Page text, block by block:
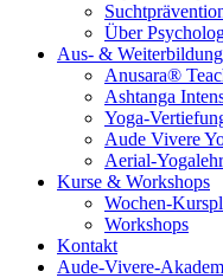
Über
Aus- & Weiterbildung
Anusara®
Ashtanga
Yoga-
Aude Vivere
Aerial-
Kurse & Workshops
Wochen-
Workshops
Kontakt
Aude-Vivere-